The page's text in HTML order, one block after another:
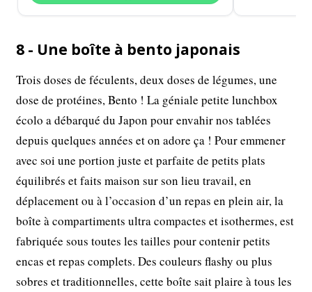
8 - Une boîte à bento japonais
Trois doses de féculents, deux doses de légumes, une
dose de protéines, Bento ! La géniale petite lunchbox
écolo a débarqué du Japon pour envahir nos tablées
depuis quelques années et on adore ça ! Pour emmener
avec soi une portion juste et parfaite de petits plats
équilibrés et faits maison sur son lieu travail, en
déplacement ou à l’occasion d’un repas en plein air, la
boîte à compartiments ultra compactes et isothermes, est
fabriquée sous toutes les tailles pour contenir petits
encas et repas complets. Des couleurs flashy ou plus
sobres et traditionnelles, cette boîte sait plaire à tous les